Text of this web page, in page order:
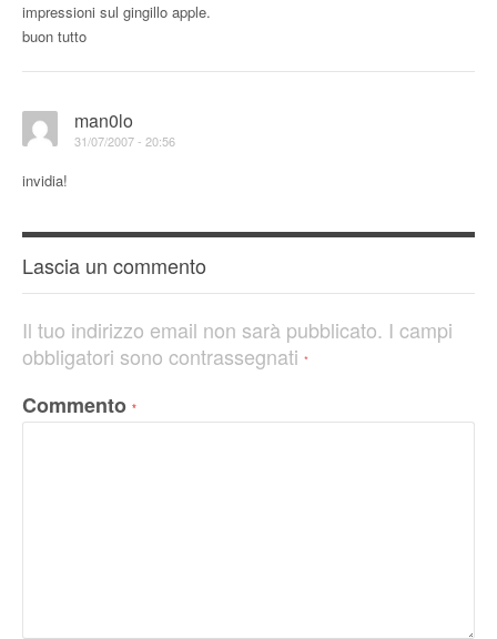
impressioni sul gingillo apple.
buon tutto
man0lo
31/07/2007 - 20:56
invidia!
Lascia un commento
Il tuo indirizzo email non sarà pubblicato. I campi
obbligatori sono contrassegnati *
Commento *